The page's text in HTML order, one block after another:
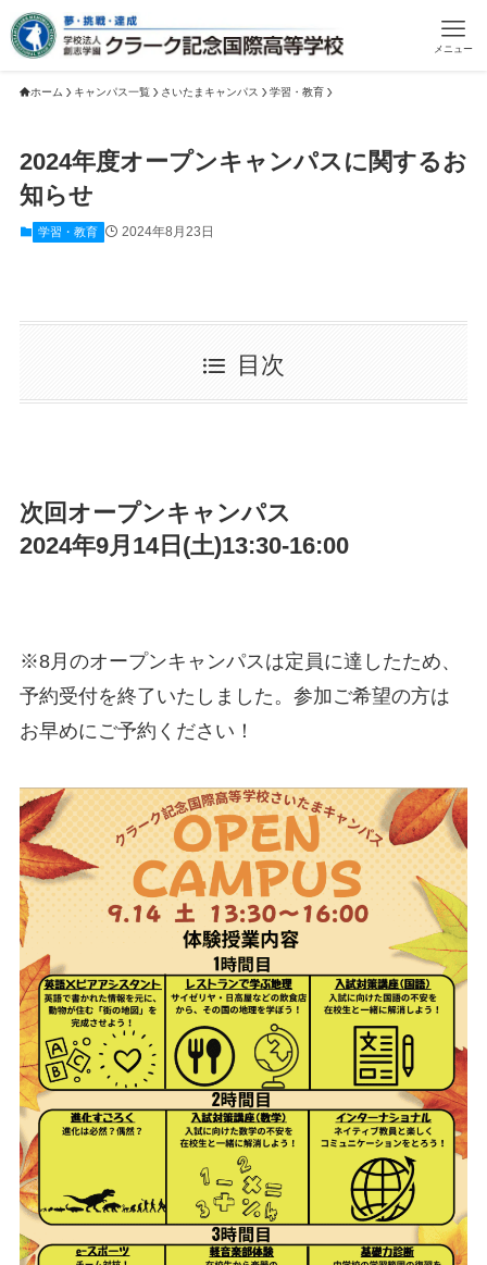
メニュー
ホーム キャンパス一覧 さいたまキャンパス 学習・教育
2024年度オープンキャンパスに関するお
知らせ
学習・教育 2024年8月23日
目次
次回オープンキャンパス
2024年9月14日(土)13:30-16:00
※8月のオープンキャンパスは定員に達したため、
予約受付を終了いたしました。参加ご希望の方は
お早めにご予約ください！